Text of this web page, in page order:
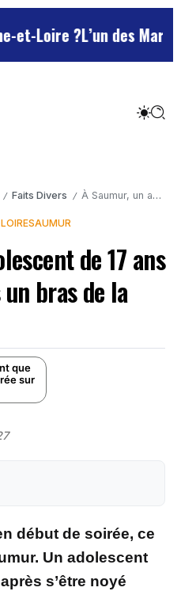
?L’un des
/ Faits Divers / À Saumur, un adolescent de 17 ans meurt noyé dans un bras de la Loire
SAUMUR
de 17 ans
bras de la
que
sur
début de soirée, ce
Un adolescent
s’être noyé